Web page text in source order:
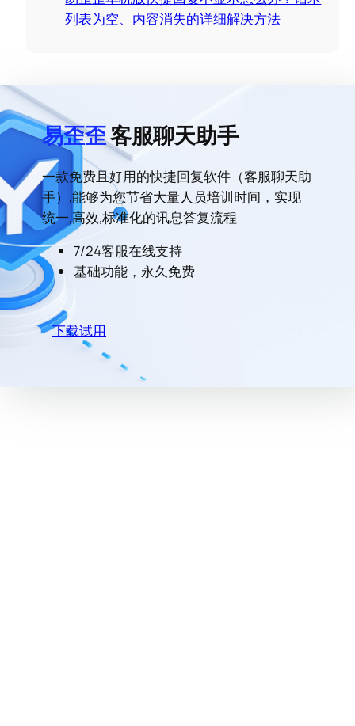
列表为空、内容消失的详细解决方法
易歪歪客服聊天助手
一款免费且好用的快捷回复软件（客服聊天助
手）,能够为您节省大量人员培训时间，实现
统一,高效,标准化的讯息答复流程
7/24客服在线支持
基础功能，永久免费
下载试用